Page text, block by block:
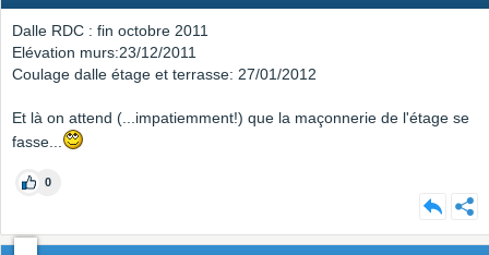
Dalle RDC : fin octobre 2011
Elévation murs:23/12/2011
Coulage dalle étage et terrasse: 27/01/2012
Et là on attend (...impatiemment!) que la maçonnerie de l'étage se
fasse...
0